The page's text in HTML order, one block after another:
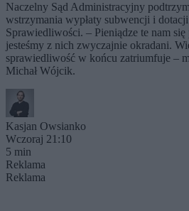
Naczelny Sąd Administracyjny
wstrzymania wypłaty subwencji i
Sprawiedliwości. – Pieniądze te nam
jesteśmy z nich zwyczajnie okradani.
sprawiedliwość w końcu zatriumfuje –
Michał Wójcik.
Kasjan Owsianko
Wczoraj 21:10
5 min
Reklama
Reklama